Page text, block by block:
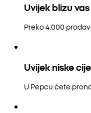
Uvijek blizu vas
Preko 4.000
Uvijek niske
U Pepcu ćete